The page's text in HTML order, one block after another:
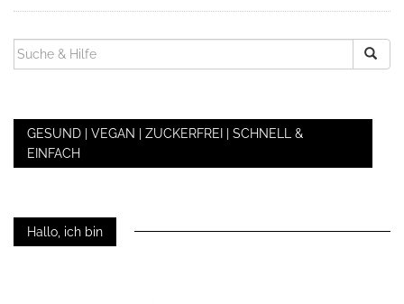
SUCHEN
NACH:
GESUND | VEGAN | ZUCKERFREI | SCHNELL &
EINFACH
Hallo, ich bin